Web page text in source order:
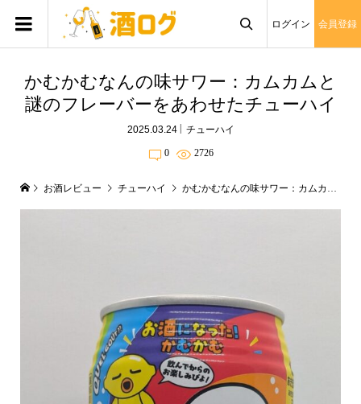
ログイン 会員登録
かむかむなんの味サワー：カムカムと
謎のフレーバーをあわせたチューハイ
2025.03.24 チューハイ
0 2726
お酒レビュー チューハイ かむかむなんの味サワー：カムカムと謎のフレーバーをあわせたチューハイ